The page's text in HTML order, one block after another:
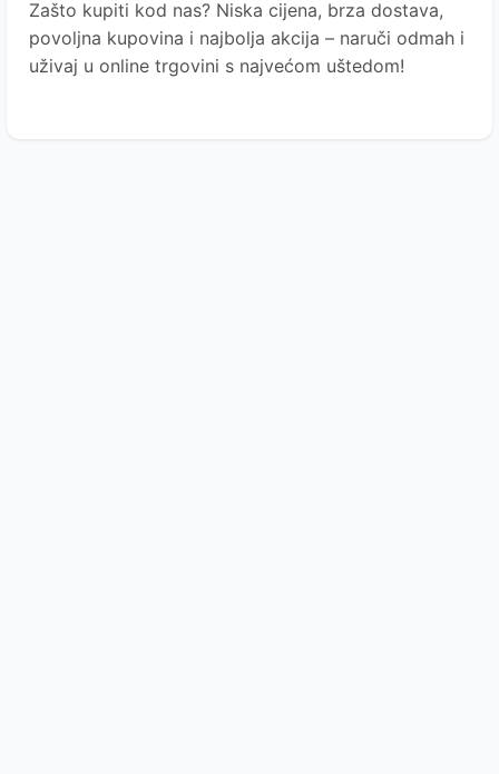
Zašto kupiti kod nas? Niska cijena, brza dostava,
povoljna kupovina i najbolja akcija – naruči odmah i
uživaj u online trgovini s najvećom uštedom!